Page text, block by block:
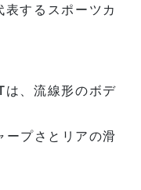
するスポーツカ
は、流線形のボデ
ープさとリアの滑